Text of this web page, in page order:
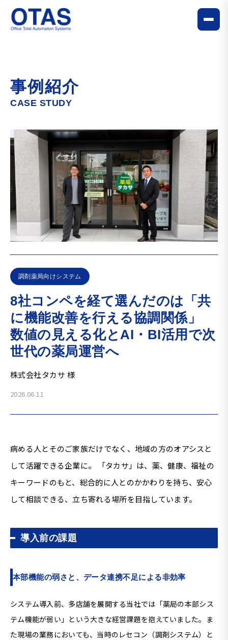
CASE STUDY
事例紹介
調剤薬局向けシステム
8社コンペを経て選んだのは「共
に機能改善を行える協調関係」
数値の見える化とAI・BI活用で次
世代の薬局運営へ
株式会社タカサ 様
2026.06.11
病める人とそのご家族だけでなく、地域の方のオアシスと
して活躍できる企業に。 「タカサ」は、薬、健康、福祉の
キーワードのもと、総合的に人とのかかわりを持ち、安心
して相談できる、立ち寄れる場所を目指しています。
導入前の課題
本部機能の弱さと、データ連携不足による非効率
システム導入前、多店舗を展開する当社では「薬局の本部シス
テム機能が弱い」という大きな経営課題を抱えていました。ま
た現場の業務においても、当時のレセコン（調剤システム）と